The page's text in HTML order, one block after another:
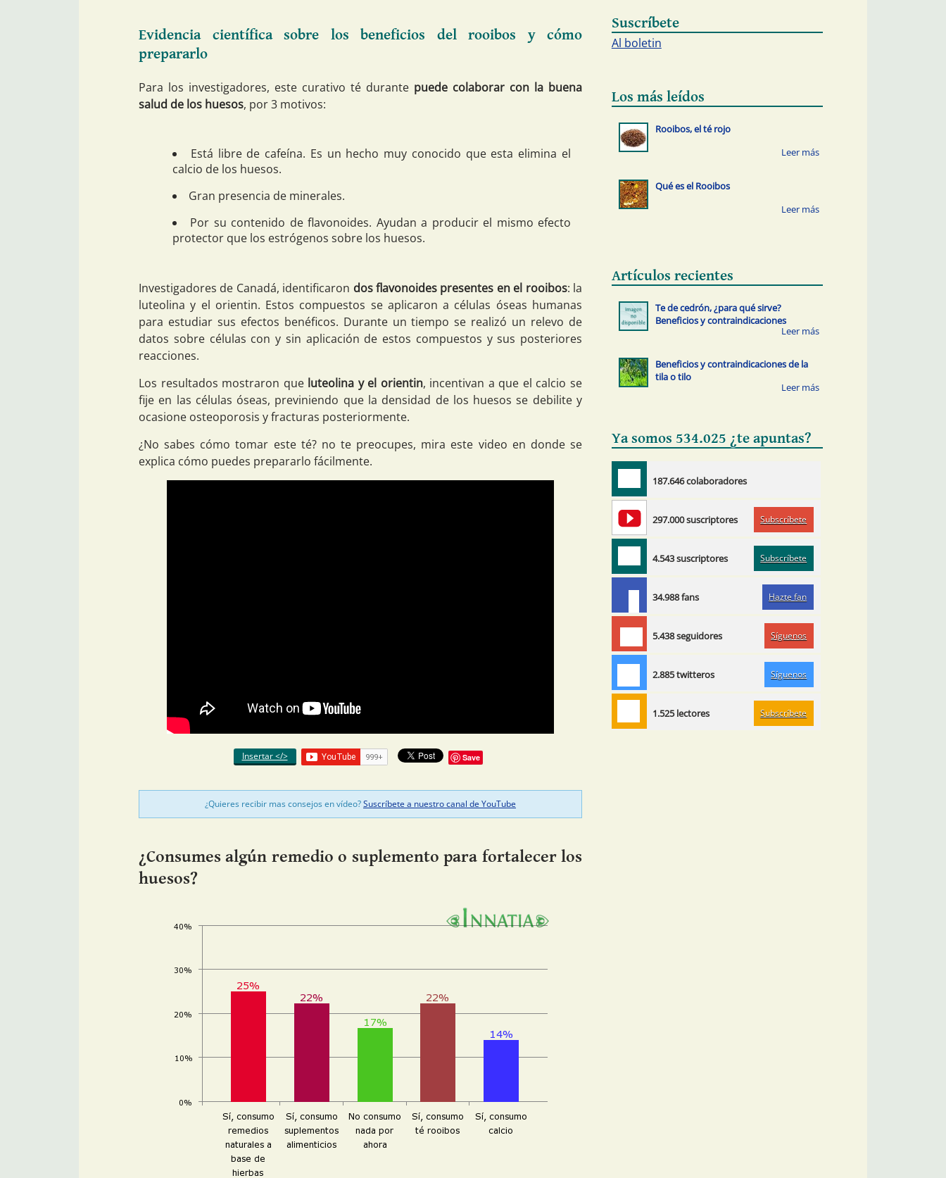
Evidencia científica sobre los beneficios del rooibos y cómo
prepararlo
Para los investigadores, este curativo té durante puede colaborar con la buena
salud de los huesos, por 3 motivos:
Está libre de cafeína. Es un hecho muy conocido que esta elimina el
calcio de los huesos.
Gran presencia de minerales.
Por su contenido de flavonoides. Ayudan a producir el mismo efecto
protector que los estrógenos sobre los huesos.
Investigadores de Canadá, identificaron dos flavonoides presentes en el rooibos: la
luteolina y el orientin. Estos compuestos se aplicaron a células óseas humanas
para estudiar sus efectos benéficos. Durante un tiempo se realizó un relevo de
datos sobre células con y sin aplicación de estos compuestos y sus posteriores
reacciones.
Los resultados mostraron que luteolina y el orientin, incentivan a que el calcio se
fije en las células óseas, previniendo que la densidad de los huesos se debilite y
ocasione osteoporosis y fracturas posteriormente.
¿No sabes cómo tomar este té? no te preocupes, mira este video en donde se
explica cómo puedes prepararlo fácilmente.
Insertar </> Save
¿Quieres recibir mas consejos en vídeo?Suscríbete a nuestro canal de YouTube
¿Consumes algún remedio o suplemento para fortalecer los
huesos?
Suscríbete
Al boletin
Los más leídos
Rooibos, el té rojo
Qué es el Rooibos
Artículos recientes
Te de cedrón, ¿para qué sirve?
Beneficios y contraindicaciones
Beneficios y contraindicaciones de la
tila o tilo
Ya somos 534.025 ¿te apuntas?
187.646 colaboradores
297.000 suscriptores Subscríbete
4.543 suscriptores Subscríbete
34.988 fans Hazte fan
5.438 seguidores Síguenos
2.885 twitteros Síguenos
1.525 lectores Subscríbete